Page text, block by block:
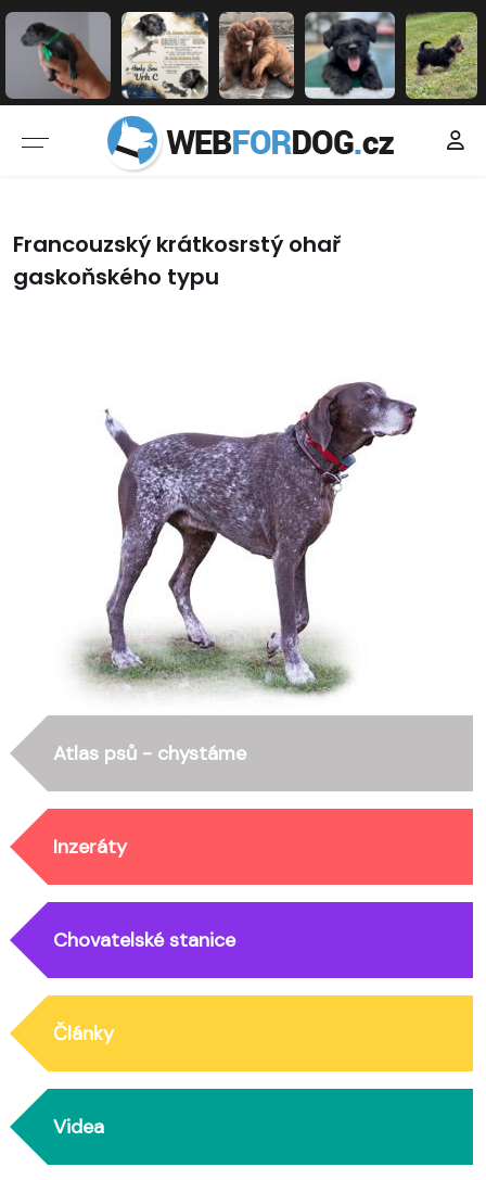
Francouzský krátkosrstý ohař
gaskoňského typu
Atlas psů - chystáme
Inzeráty
Chovatelské stanice
Články
Videa